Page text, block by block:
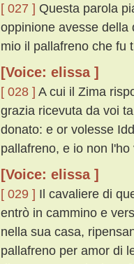
[ 027 ] Questa parola
oppinione avesse della
mio il pallafreno che fu
[Voice: elissa ]
[ 028 ] A cui il Zima
grazia ricevuta da voi
donato: e or volesse
pallafreno, e io non l'ho
[Voice: elissa ]
[ 029 ] Il cavaliere di
entrò in cammino e
nella sua casa,
pallafreno per amor di